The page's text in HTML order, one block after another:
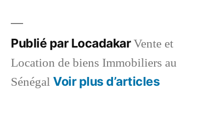
Publié par LocadakarVente et
Location de biens Immobiliers au
Sénégal Voir plus d’articles